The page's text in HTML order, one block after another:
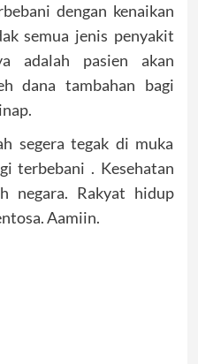
dengan kenaikan
semua jenis penyakit
adalah pasien akan
dana tambahan bagi
segera tegak di muka
terbebani . Kesehatan
negara. Rakyat hidup
Aamiin.